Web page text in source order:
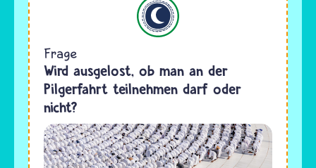
Frage
Wird ausgelost, ob man an der
Pilgerfahrt teilnehmen darf oder
nicht?